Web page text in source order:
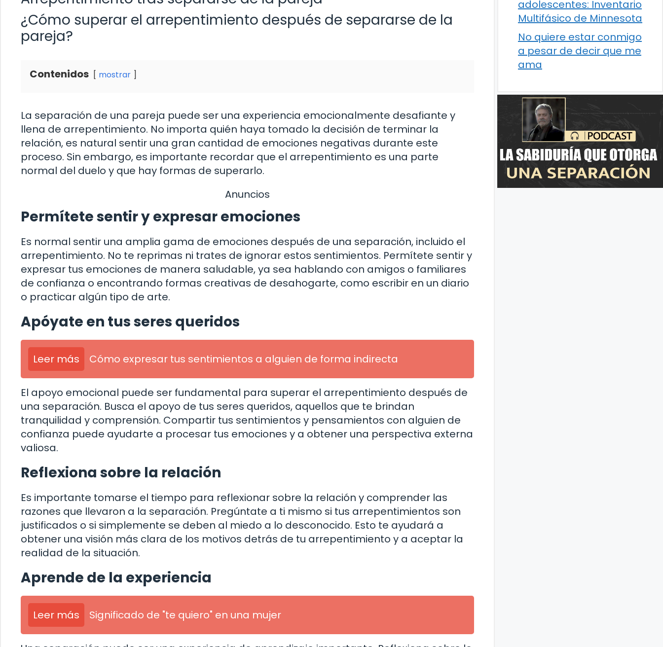
¿Cómo superar el arrepentimiento después de separarse de la
pareja?
Contenidos mostrar
La separación de una pareja puede ser una experiencia emocionalmente desafiante y
llena de arrepentimiento. No importa quién haya tomado la decisión de terminar la
relación, es natural sentir una gran cantidad de emociones negativas durante este
proceso. Sin embargo, es importante recordar que el arrepentimiento es una parte
normal del duelo y que hay formas de superarlo.
Anuncios
Permítete sentir y expresar emociones
Es normal sentir una amplia gama de emociones después de una separación, incluido el
arrepentimiento. No te reprimas ni trates de ignorar estos sentimientos. Permítete sentir y
expresar tus emociones de manera saludable, ya sea hablando con amigos o familiares
de confianza o encontrando formas creativas de desahogarte, como escribir en un diario
o practicar algún tipo de arte.
Apóyate en tus seres queridos
Leer más Cómo expresar tus sentimientos a alguien de forma indirecta
El apoyo emocional puede ser fundamental para superar el arrepentimiento después de
una separación. Busca el apoyo de tus seres queridos, aquellos que te brindan
tranquilidad y comprensión. Compartir tus sentimientos y pensamientos con alguien de
confianza puede ayudarte a procesar tus emociones y a obtener una perspectiva externa
valiosa.
Reflexiona sobre la relación
Es importante tomarse el tiempo para reflexionar sobre la relación y comprender las
razones que llevaron a la separación. Pregúntate a ti mismo si tus arrepentimientos son
justificados o si simplemente se deben al miedo a lo desconocido. Esto te ayudará a
obtener una visión más clara de los motivos detrás de tu arrepentimiento y a aceptar la
realidad de la situación.
Aprende de la experiencia
Leer más Significado de "te quiero" en una mujer
adolescentes: Inventario
Multifásico de Minnesota
No quiere estar conmigo
a pesar de decir que me
ama